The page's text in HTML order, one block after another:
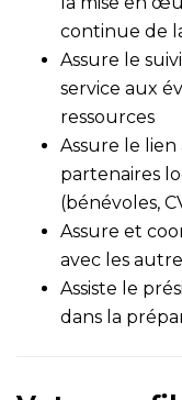
continue de
Assure le
service aux
ressources
Assure le lien
partenaires
(bénévoles,
Assure et
avec les
Assiste le
dans la